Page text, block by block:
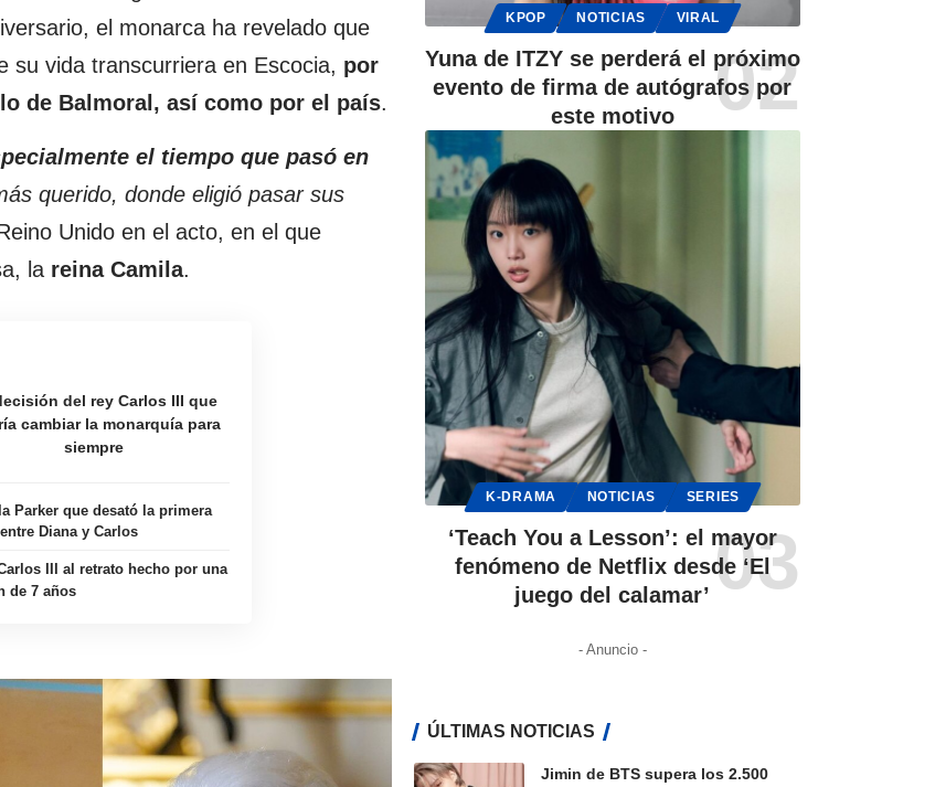
el monarca ha revelado que
su vida transcurriera en Escocia, por
de Balmoral, así como por el país.
el tiempo que pasó en
querido, donde eligió pasar sus
Unido en el acto, en el que
la reina Camila.
del rey Carlos III que
cambiar la monarquía para
siempre
Parker que desató la primera
Diana y Carlos
III al retrato hecho por una
de 7 años
KPOP NOTICIAS VIRAL
Yuna de ITZY se perderá el próximo
evento de firma de autógrafos por
este motivo
K-DRAMA NOTICIAS SERIES
‘Teach You a Lesson’: el mayor
fenómeno de Netflix desde ‘El
juego del calamar’
- Anuncio -
ÚLTIMAS NOTICIAS
Jimin de BTS supera los 2.500